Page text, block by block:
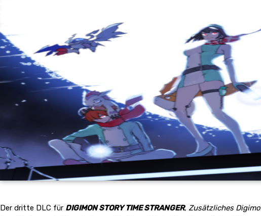
Der dritte DLC für DIGIMON STORY TIME STRANGER, Zusätzliches